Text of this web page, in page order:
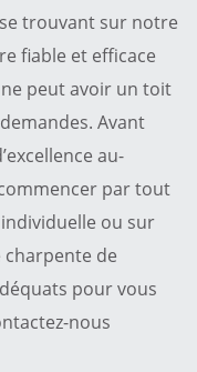
trouvant sur notre
fiable et efficace
peut avoir un toit
Avant
au-
par tout
ou sur
de
pour vous
nous